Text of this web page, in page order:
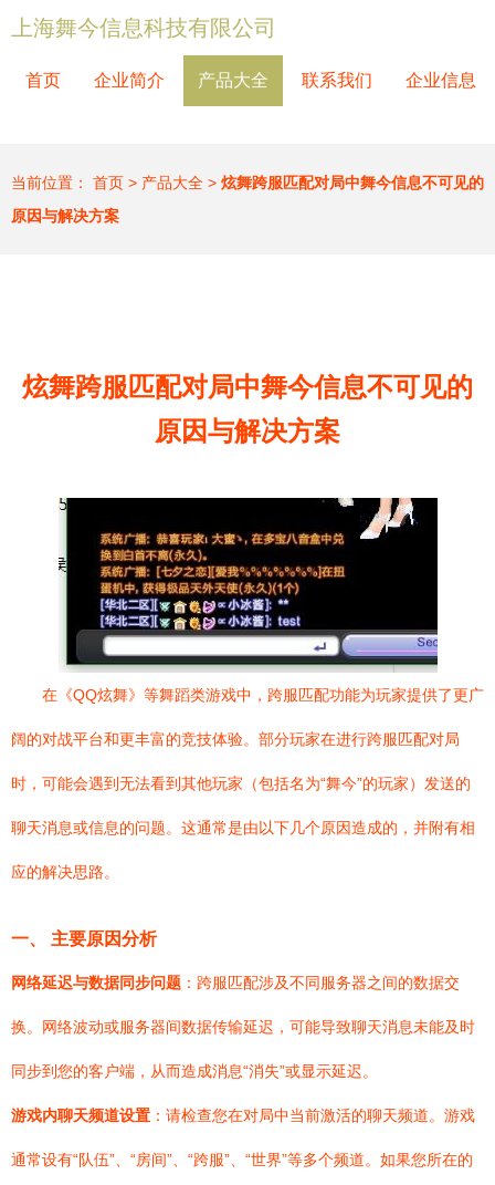
上海舞今信息科技有限公司
首页 企业简介 产品大全 联系我们 企业信息
当前位置： 首页 > 产品大全 > 炫舞跨服匹配对局中舞今信息不可见的
原因与解决方案
炫舞跨服匹配对局中舞今信息不可见的
原因与解决方案
在《QQ炫舞》等舞蹈类游戏中，跨服匹配功能为玩家提供了更广
阔的对战平台和更丰富的竞技体验。部分玩家在进行跨服匹配对局
时，可能会遇到无法看到其他玩家（包括名为“舞今”的玩家）发送的
聊天消息或信息的问题。这通常是由以下几个原因造成的，并附有相
应的解决思路。
一、 主要原因分析
网络延迟与数据同步问题 ：跨服匹配涉及不同服务器之间的数据交
换。网络波动或服务器间数据传输延迟，可能导致聊天消息未能及时
同步到您的客户端，从而造成消息“消失”或显示延迟。
游戏内聊天频道设置 ：请检查您在对局中当前激活的聊天频道。游戏
通常设有“队伍”、“房间”、“跨服”、“世界”等多个频道。如果您所在的